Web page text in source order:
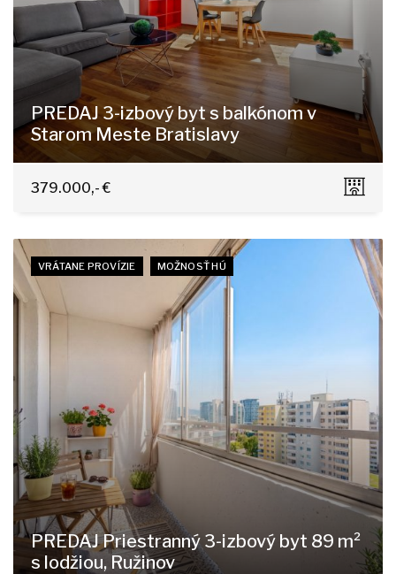
PREDAJ 3-izbový byt s balkónom v
Starom Meste Bratislavy
Kúpeľná 7, Bratislava - Staré Mesto
379.000,- €
VRÁTANE PROVÍZIE MOŽNOSŤ HÚ
PREDAJ Priestranný 3-izbový byt 89 m²
s lodžiou, Ružinov